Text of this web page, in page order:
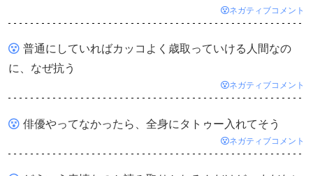
ネガティブコメント
普通にしていればカッコよく歳取っていける人間なの
に、なぜ抗う
ネガティブコメント
俳優やってなかったら、全身にタトゥー入れてそう
ネガティブコメント